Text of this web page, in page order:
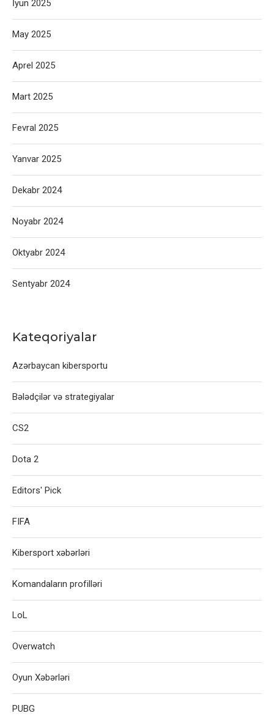
İyun 2025
May 2025
Aprel 2025
Mart 2025
Fevral 2025
Yanvar 2025
Dekabr 2024
Noyabr 2024
Oktyabr 2024
Sentyabr 2024
Kateqoriyalar
Azərbaycan kibersportu
Bələdçilər və strategiyalar
CS2
Dota 2
Editors' Pick
FIFA
Kibersport xəbərləri
Komandaların profilləri
LoL
Overwatch
Oyun Xəbərləri
PUBG